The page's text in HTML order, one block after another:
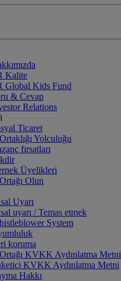
Kalite
Global Kids Fund
& Cevap
Relations
Ticaret
Yolculuğu
fırsatları
Üyelikleri
Olun
Uyarı
uyarı / Temas etmek
System
koruma
KVKK Aydınlatma Metni
KVKK Aydınlatma Metni
Hakkı